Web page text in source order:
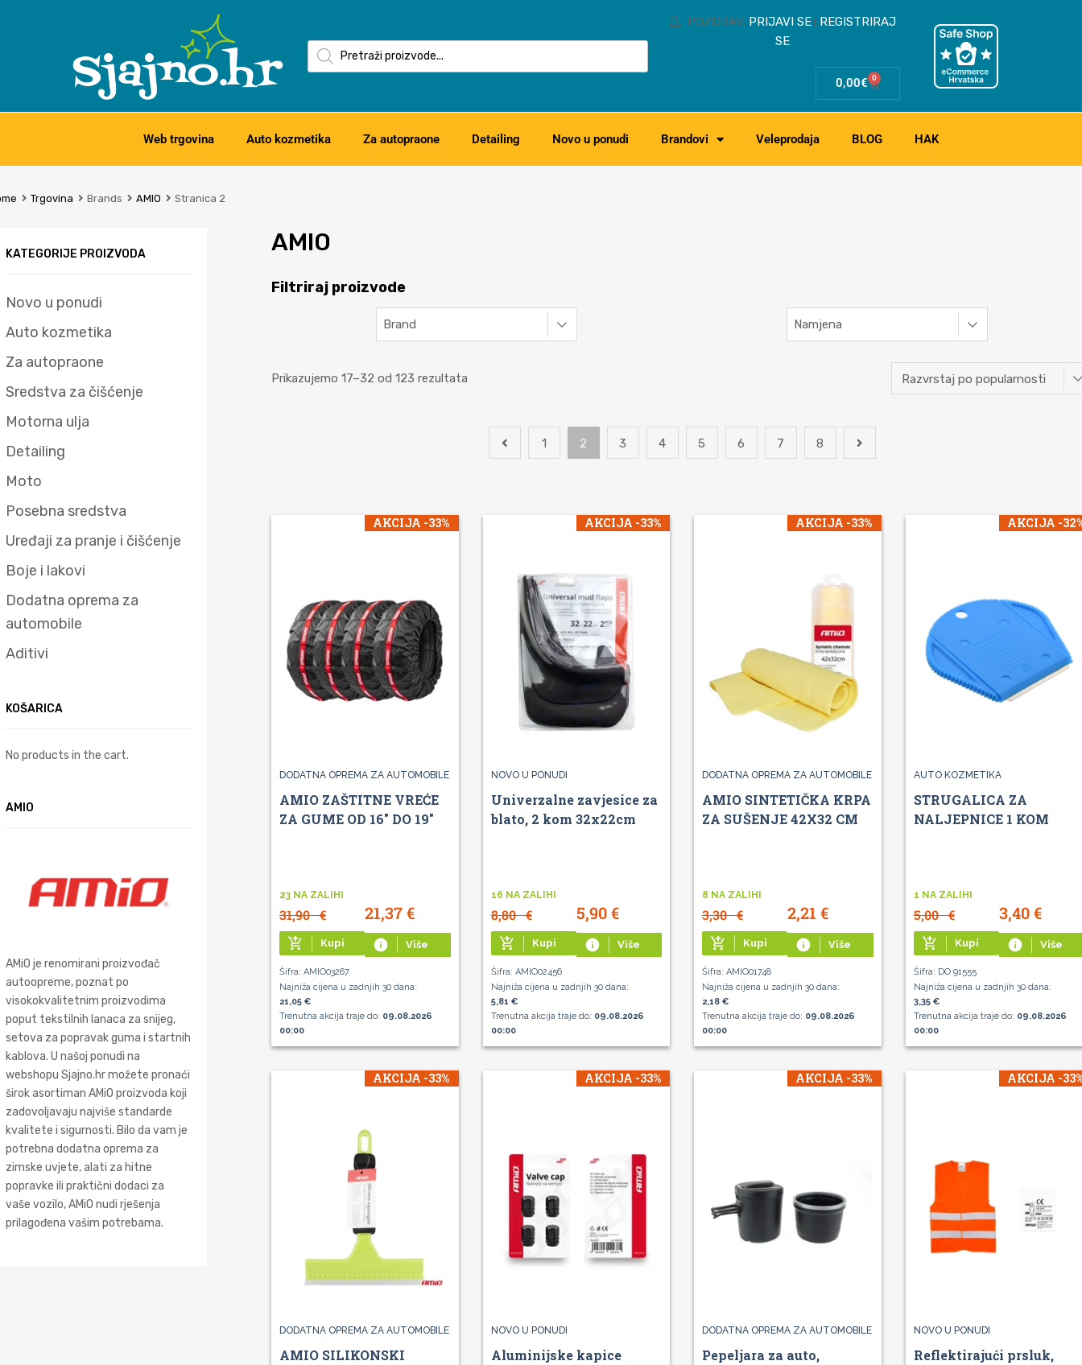
POZDRAV. PRIJAVI SE
REGISTRIRAJ
SE
0,00€ 0
Web trgovina Auto kozmetika Za autopraone Detailing Novo u ponudi Brandovi Veleprodaja BLOG HAK
Trgovina Brands AMIO Stranica 2
AMIO
Filtriraj proizvode
Brand Namjena
Prikazujemo 17–32 od 123 rezultata
1 2 3 4 5 6 7 8
AKCIJA -33%
DODATNA OPREMA ZA AUTOMOBILE
AMIO ZAŠTITNE VREĆE
ZA GUME OD 16" DO 19"
23 NA ZALIHI
31,90€ 21,37€
add_shopping_cart Kupi info Više
Šifra: AMIO03267
Najniža cijena u zadnjih 30 dana:
21,05 €
Trenutna akcija traje do: 09.08.2026
00:00
AKCIJA -33%
NOVO U PONUDI
Univerzalne zavjesice za
blato, 2 kom 32x22cm
16 NA ZALIHI
8,80€ 5,90€
add_shopping_cart Kupi info Više
Šifra: AMIO02456
Najniža cijena u zadnjih 30 dana:
5,81 €
Trenutna akcija traje do: 09.08.2026
00:00
AKCIJA -33%
DODATNA OPREMA ZA AUTOMOBILE
AMIO SINTETIČKA KRPA
ZA SUŠENJE 42X32 CM
8 NA ZALIHI
3,30€ 2,21€
add_shopping_cart Kupi info Više
Šifra: AMIO01748
Najniža cijena u zadnjih 30 dana:
2,18 €
Trenutna akcija traje do: 09.08.2026
00:00
AKCIJA -
AUTO KOZMETIKA
STRUGALICA ZA
NALJEPNICE 1 KOM
1 NA ZALIHI
5,00€ 3,40€
add_shopping_cart Kupi info Više
Šifra: DO 91555
Najniža cijena u zadnjih 30 dana:
3,35 €
Trenutna akcija traje do: 09.08.2026
00:00
AKCIJA -33%
DODATNA OPREMA ZA AUTOMOBILE
AMIO SILIKONSKI
AKCIJA -33%
NOVO U PONUDI
Aluminijske kapice
AKCIJA -33%
DODATNA OPREMA ZA AUTOMOBILE
Pepeljara za auto,
AKCIJA -
NOVO U PONUDI
Reflektirajući prsluk,
KATEGORIJE PROIZVODA
Novo u ponudi
Auto kozmetika
Za autopraone
Sredstva za čišćenje
Motorna ulja
Detailing
Moto
Posebna sredstva
Uređaji za pranje i čišćenje
Boje i lakovi
Dodatna oprema za
automobile
Aditivi
KOŠARICA
No products in the cart.
AMIO
AMiO je renomirani proizvođač
autoopreme, poznat po
visokokvalitetnim proizvodima
poput tekstilnih lanaca za snijeg,
setova za popravak guma i startnih
kablova. U našoj ponudi na
webshopu Sjajno.hr možete pronaći
širok asortiman AMiO proizvoda koji
zadovoljavaju najviše standarde
kvalitete i sigurnosti. Bilo da vam je
potrebna dodatna oprema za
zimske uvjete, alati za hitne
popravke ili praktični dodaci za
vaše vozilo, AMiO nudi rješenja
prilagođena vašim potrebama.